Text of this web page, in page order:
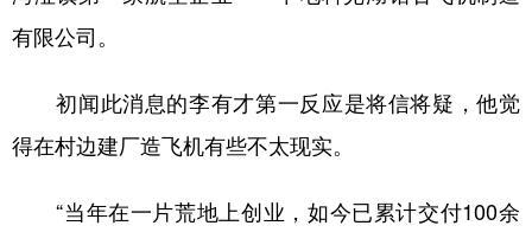
有限公司。
初闻此消息的李有才第一反应是将信将疑，他觉
得在村边建厂造飞机有些不太现实。
“当年在一片荒地上创业，如今已累计交付100余